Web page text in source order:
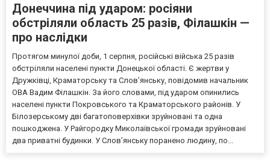
Донеччина під ударом: росіяни
обстріляли область 25 разів, Філашкін —
про наслідки
Протягом минулої доби, 1 серпня, російські війська 25 разів
обстріляли населені пункти Донецької області. Є жертви у
Дружківці, Краматорську та Слов’янську, повідомив начальник
ОВА Вадим Філашкін. За його словами, під ударом опинились
населені пункти Покровського та Краматорського районів. У
Білозерському дві багатоповерхівки зруйновані та одна
пошкоджена. У Райгородку Миколаївської громади зруйновані
два приватні будинки. У Слов’янську поранено людину, по...